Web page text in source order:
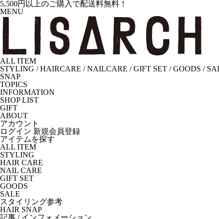
5,500円以上のご購入で配送料無料！
MENU
ALL ITEM
STYLING /HAIRCARE /NAILCARE /GIFT SET /GOODS /
SNAP
TOPICS
INFORMATION
SHOP LIST
GIFT
ABOUT
アカウント
ログイン 新規会員登録
アイテムを探す
ALL ITEM
STYLING
HAIR CARE
NAIL CARE
GIFT SET
GOODS
SALE
スタイリング参考
HAIR SNAP
記事 / インフォメーション